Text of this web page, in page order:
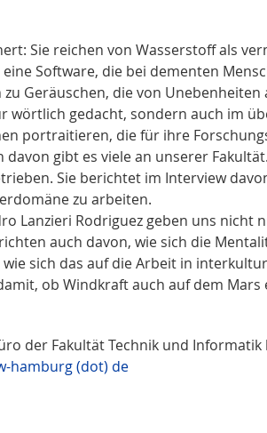
Sie reichen von Wasserstoff als
Software, die bei dementen
Geräuschen, die von Unebenheiten
wörtlich gedacht, sondern auch im
portraitieren, die für ihre
gibt es viele an unserer
Sie berichtet im Interview
zu arbeiten.
Lanzieri Rodriguez geben uns nicht
auch davon, wie sich die
sich das auf die Arbeit in
ob Windkraft auch auf dem Mars
der Fakultät Technik und
hamburg (dot) de